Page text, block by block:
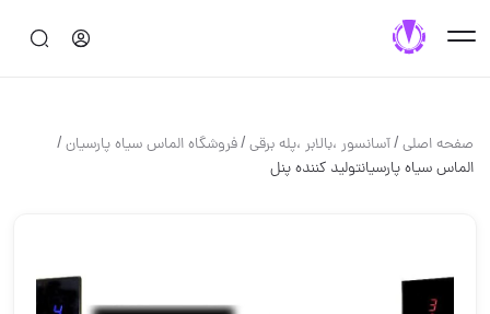
صفحه اصلی/آسانسور ،بالابر ،پله برقي/فروشگاه الماس سياه پارسيان/
الماس سیاه پارسیانتولید کننده پنل